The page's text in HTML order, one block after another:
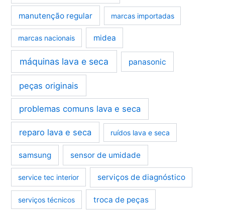
manutenção regular marcas importadas
marcas nacionais midea
máquinas lava e seca panasonic
peças originais
problemas comuns lava e seca
reparo lava e seca ruídos lava e seca
samsung sensor de umidade
service tec interior serviços de diagnóstico
serviços técnicos troca de peças